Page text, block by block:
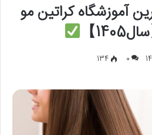
از بهترین آموزشگاه کراتین مو
】
0
134